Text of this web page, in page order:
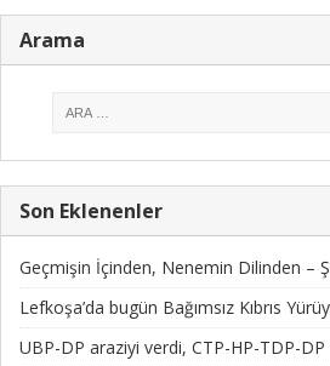
Arama
Son Eklenenler
Geçmişin İçinden, Nenemin Dilinden –
Lefkoşa’da bugün Bağımsız Kıbrıs
UBP-DP araziyi verdi, CTP-HP-TDP-DP